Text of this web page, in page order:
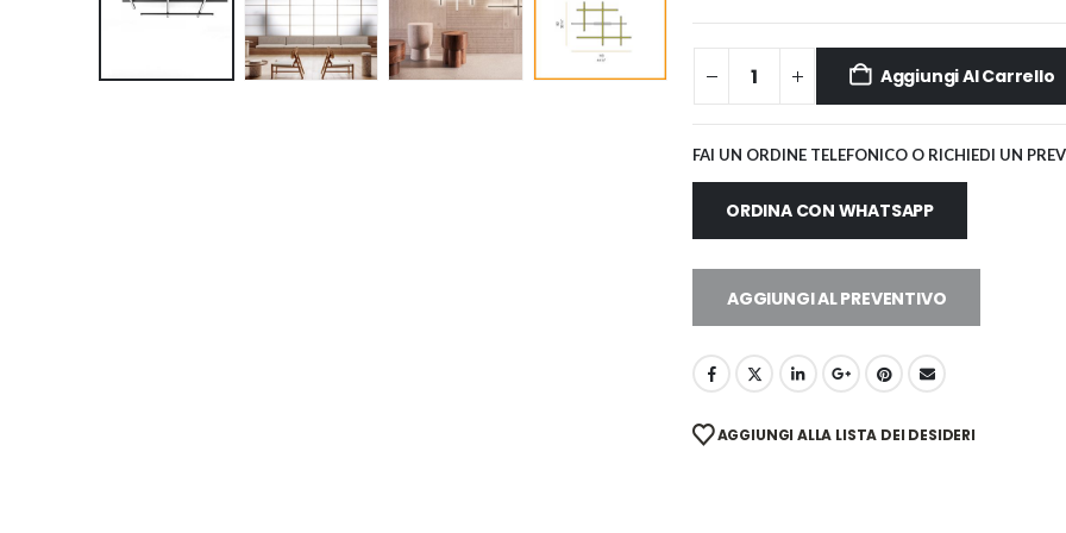
Aggiungi Al Carrello
FAI UN ORDINE TELEFONICO O RICHIEDI UN
ORDINA CON WHATSAPP
AGGIUNGI AL PREVENTIVO
AGGIUNGI ALLA LISTA DEI DESIDERI